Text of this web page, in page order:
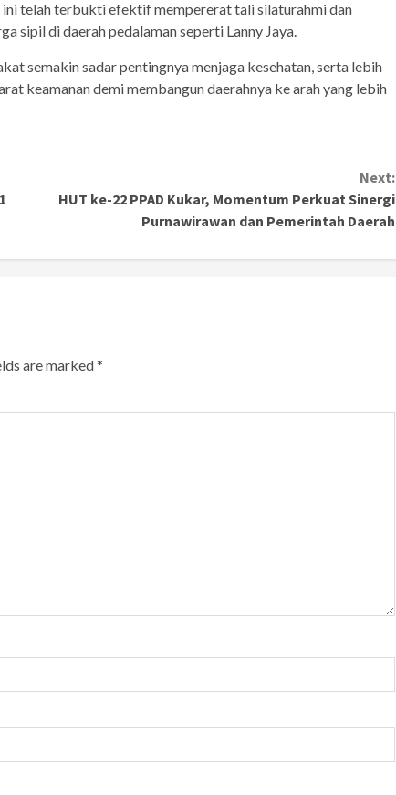
telah terbukti efektif mempererat tali silaturahmi dan
sipil di daerah pedalaman seperti Lanny Jaya.
semakin sadar pentingnya menjaga kesehatan, serta lebih
keamanan demi membangun daerahnya ke arah yang lebih
Next:
HUT ke-22 PPAD Kukar, Momentum Perkuat Sinergi
Purnawirawan dan Pemerintah Daerah
are marked*